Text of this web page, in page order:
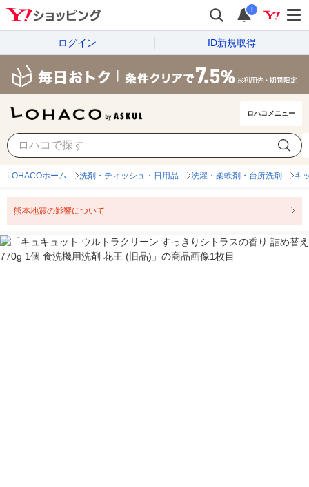
i
ログイン ID新規取得
ロハコメニュー
LOHACOホーム 洗剤・ティッシュ・日用品 洗濯・柔軟剤・台所洗剤 キ
熊本地震の影響について